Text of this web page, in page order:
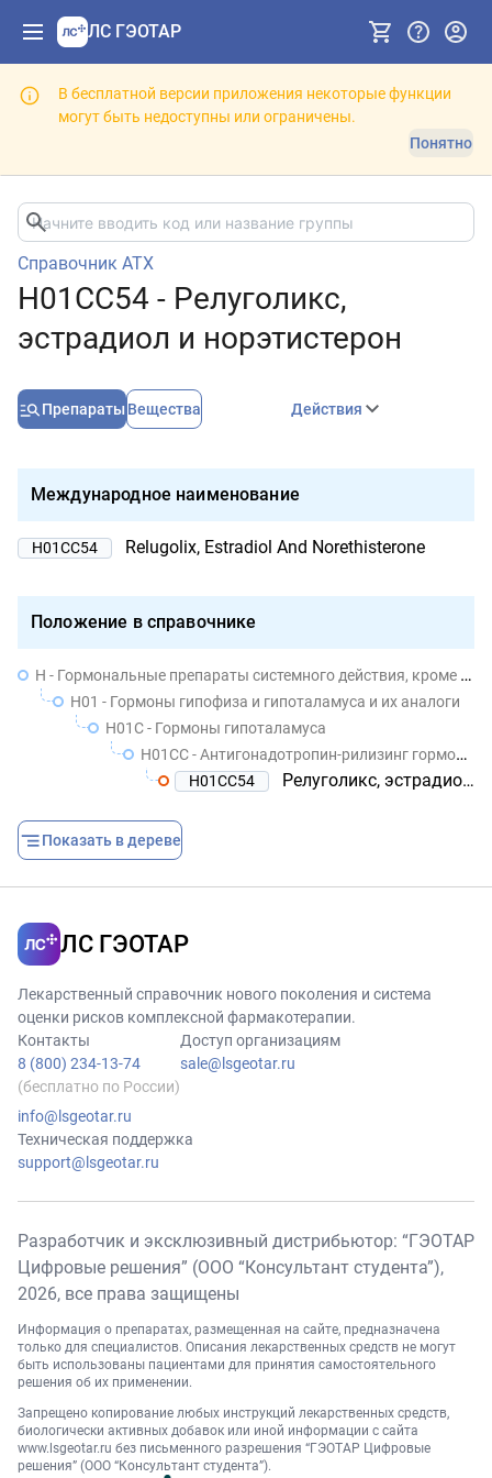
ЛС ГЭОТАР
В бесплатной версии приложения некоторые функции
могут быть недоступны или ограничены.
Понятно
Справочник АТХ
H01CC54 - Релуголикс,
эстрадиол и норэтистерон
Препараты Вещества Действия
Международное наименование
H01CC54 Relugolix, Estradiol And Norethisterone
Положение в справочнике
H - Гормональные препараты системного действия, кроме половых гормонов и инсулинов
H01 - Гормоны гипофиза и гипоталамуса и их аналоги
H01C - Гормоны гипоталамуса
H01CC - Антигонадотропин-рилизинг гормоны
H01CC54
Релуголикс, эстрадиол и норэтистерон
Показать в дереве
ЛС ГЭОТАР
Лекарственный справочник нового поколения и система
оценки рисков комплексной фармакотерапии.
Контакты
8 (800) 234-13-74
(бесплатно по России)
info@lsgeotar.ru
Доступ организациям
sale@lsgeotar.ru
Техническая поддержка
support@lsgeotar.ru
Разработчик и эксклюзивный дистрибьютор: “ГЭОТАР
Цифровые решения” (ООО “Консультант студента”),
2026, все права защищены
Информация о препаратах, размещенная на сайте, предназначена
только для специалистов. Описания лекарственных средств не могут
быть использованы пациентами для принятия самостоятельного
решения об их применении.
Запрещено копирование любых инструкций лекарственных средств,
биологически активных добавок или иной информации с сайта
www.lsgeotar.ru без письменного разрешения “ГЭОТАР Цифровые
решения” (ООО “Консультант студента”).